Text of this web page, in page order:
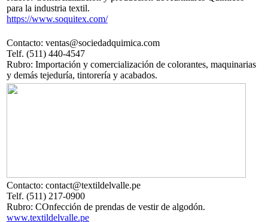
para la industria textil.
https://www.soquitex.com/
Contacto: ventas@sociedadquimica.com
Telf. (511) 440-4547
Rubro: Importación y comercialización de colorantes, maquinarias
y demás tejeduría, tintorería y acabados.
Contacto: contact@textildelvalle.pe
Telf. (511) 217-0900
Rubro: COnfección de prendas de vestir de algodón.
www.textildelvalle.pe